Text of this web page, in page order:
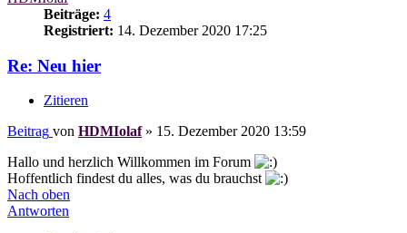
Beiträge: 4
Registriert: 14. Dezember 2020 17:25
Re: Neu hier
Zitieren
Beitrag von HDMIolaf» 15. Dezember 2020 13:59
Hallo und herzlich Willkommen im Forum
Hoffentlich findest du alles, was du brauchst
Nach oben
Antworten